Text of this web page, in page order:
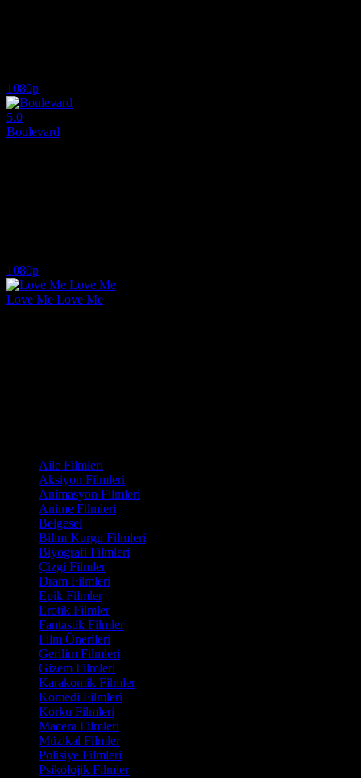
1080p
5.0
Boulevard
1080p
Love Me Love Me
Aile Filmleri
Aksiyon Filmleri
Animasyon Filmleri
Anime Filmleri
Belgesel
Bilim Kurgu Filmleri
Biyografi Filmleri
Çizgi Filmler
Dram Filmleri
Epik Filmler
Erotik Filmler
Fantastik Filmler
Film Önerileri
Gerilim Filmleri
Gizem Filmleri
Karakomik Filmler
Komedi Filmleri
Korku Filmleri
Macera Filmleri
Müzikal Filmler
Polisiye Filmleri
Psikolojik Filmler